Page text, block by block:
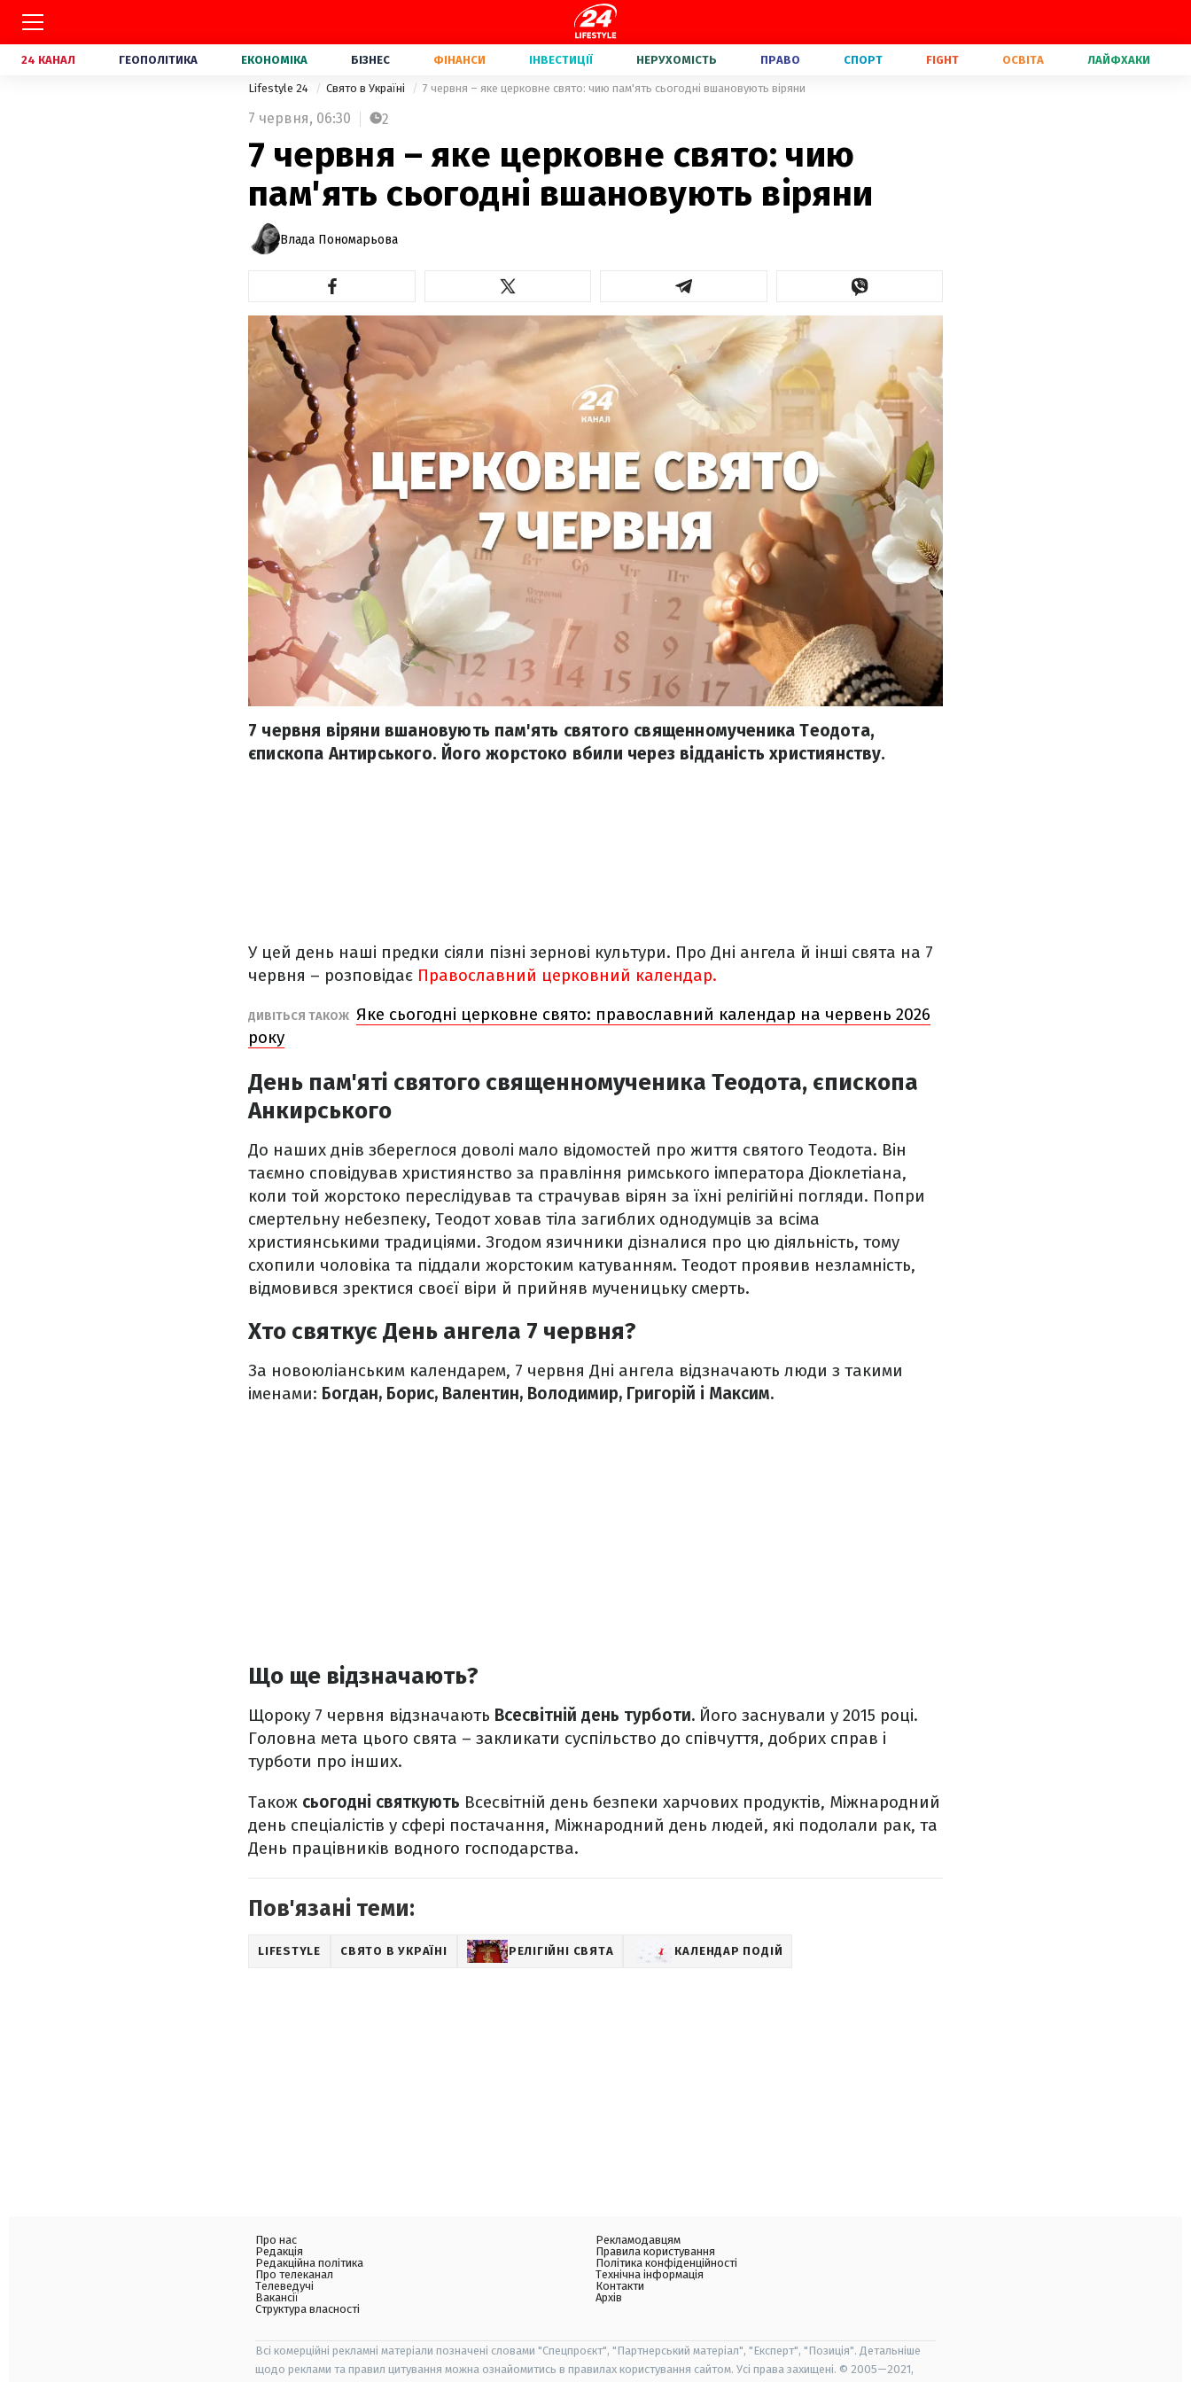
24 КАНАЛ ГЕОПОЛІТИКА ЕКОНОМІКА БІЗНЕС ФІНАНСИ ІНВЕСТИЦІЇ НЕРУХОМІСТЬ ПРАВО СПОРТ FIGHT ОСВІТА ЛАЙФХАКИ
Lifestyle 24 Свято в Україні 7 червня – яке церковне свято: чию пам'ять сьогодні вшановують віряни
7 червня, 06:30 2
7 червня – яке церковне свято: чию
пам'ять сьогодні вшановують віряни
Влада Пономарьова
7 червня віряни вшановують пам'ять святого священномученика Теодота,
єпископа Антирського. Його жорстоко вбили через відданість християнству.
У цей день наші предки сіяли пізні зернові культури. Про Дні ангела й інші свята на 7
червня – розповідає Православний церковний календар.
ДИВІТЬСЯ ТАКОЖ Яке сьогодні церковне свято: православний календар на червень 2026
року
День пам'яті святого священномученика Теодота, єпископа
Анкирського
До наших днів збереглося доволі мало відомостей про життя святого Теодота. Він
таємно сповідував християнство за правління римського імператора Діоклетіана,
коли той жорстоко переслідував та страчував вірян за їхні релігійні погляди. Попри
смертельну небезпеку, Теодот ховав тіла загиблих однодумців за всіма
християнськими традиціями. Згодом язичники дізналися про цю діяльність, тому
схопили чоловіка та піддали жорстоким катуванням. Теодот проявив незламність,
відмовився зректися своєї віри й прийняв мученицьку смерть.
Хто святкує День ангела 7 червня?
За новоюліанським календарем, 7 червня Дні ангела відзначають люди з такими
іменами: Богдан, Борис, Валентин, Володимир, Григорій і Максим.
Що ще відзначають?
Щороку 7 червня відзначають Всесвітній день турботи. Його заснували у 2015 році.
Головна мета цього свята – закликати суспільство до співчуття, добрих справ і
турботи про інших.
Також сьогодні святкують Всесвітній день безпеки харчових продуктів, Міжнародний
день спеціалістів у сфері постачання, Міжнародний день людей, які подолали рак, та
День працівників водного господарства.
Пов'язані теми:
LIFESTYLE СВЯТО В УКРАЇНІ РЕЛІГІЙНІ СВЯТА КАЛЕНДАР ПОДІЙ
Про нас
Редакція
Редакційна політика
Про телеканал
Телеведучі
Вакансії
Структура власності
Рекламодавцям
Правила користування
Політика конфіденційності
Технічна інформація
Контакти
Архів
Всі комерційні рекламні матеріали позначені словами "Спецпроєкт", "Партнерський матеріал", "Експерт", "Позиція". Детальніше
щодо реклами та правил цитування можна ознайомитись в правилах користування сайтом. Усі права захищені. © 2005—2021,